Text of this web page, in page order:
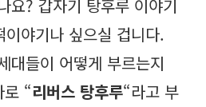
요? 갑자기 탕후루 이야기
야기나 싶으실 겁니다.
대들이 어떻게 부르는지
“리버스 탕후루“라고 부